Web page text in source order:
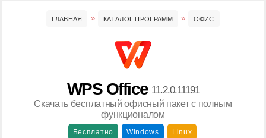
ГЛАВНАЯ КАТАЛОГ ПРОГРАММ ОФИС
WPS Office 11.2.0.11191
Скачать бесплатный офисный пакет с полным
функционалом
Бесплатно Windows Linux